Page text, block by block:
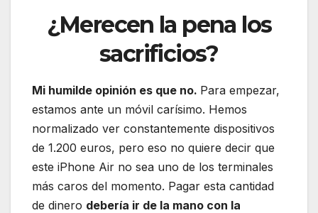
¿Merecen la pena los
sacrificios?
Mi humilde opinión es que no. Para empezar,
estamos ante un móvil carísimo. Hemos
normalizado ver constantemente dispositivos
de 1.200 euros, pero eso no quiere decir que
este iPhone Air no sea uno de los terminales
más caros del momento. Pagar esta cantidad
de dinero debería ir de la mano con la